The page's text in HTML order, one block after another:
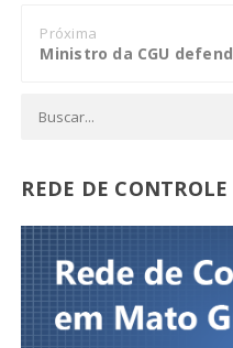
Próxima
REDE DE CONTROLE